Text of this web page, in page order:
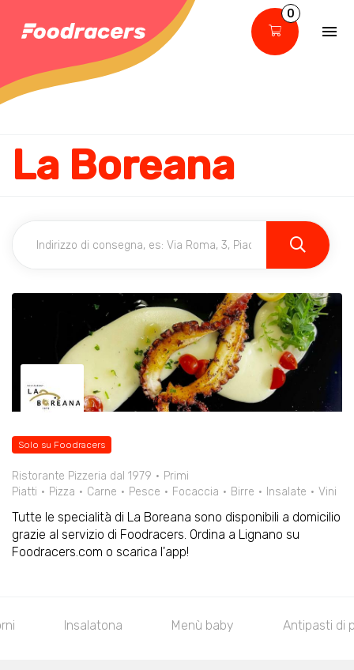
0
La Boreana
Solo su Foodracers
Ristorante Pizzeria dal 1979
Primi
Piatti
Pizza Carne Pesce Focaccia Birre Insalate Vini
Tutte le specialità di La Boreana sono disponibili a domicilio
grazie al servizio di Foodracers. Ordina a Lignano su
Foodracers.com o scarica l'app!
Insalatona Menù baby Antipasti di pesce